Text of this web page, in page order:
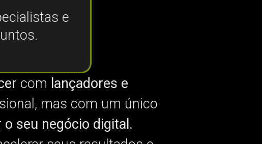
e
com lançadores e
mas com um único
seu negócio digital.